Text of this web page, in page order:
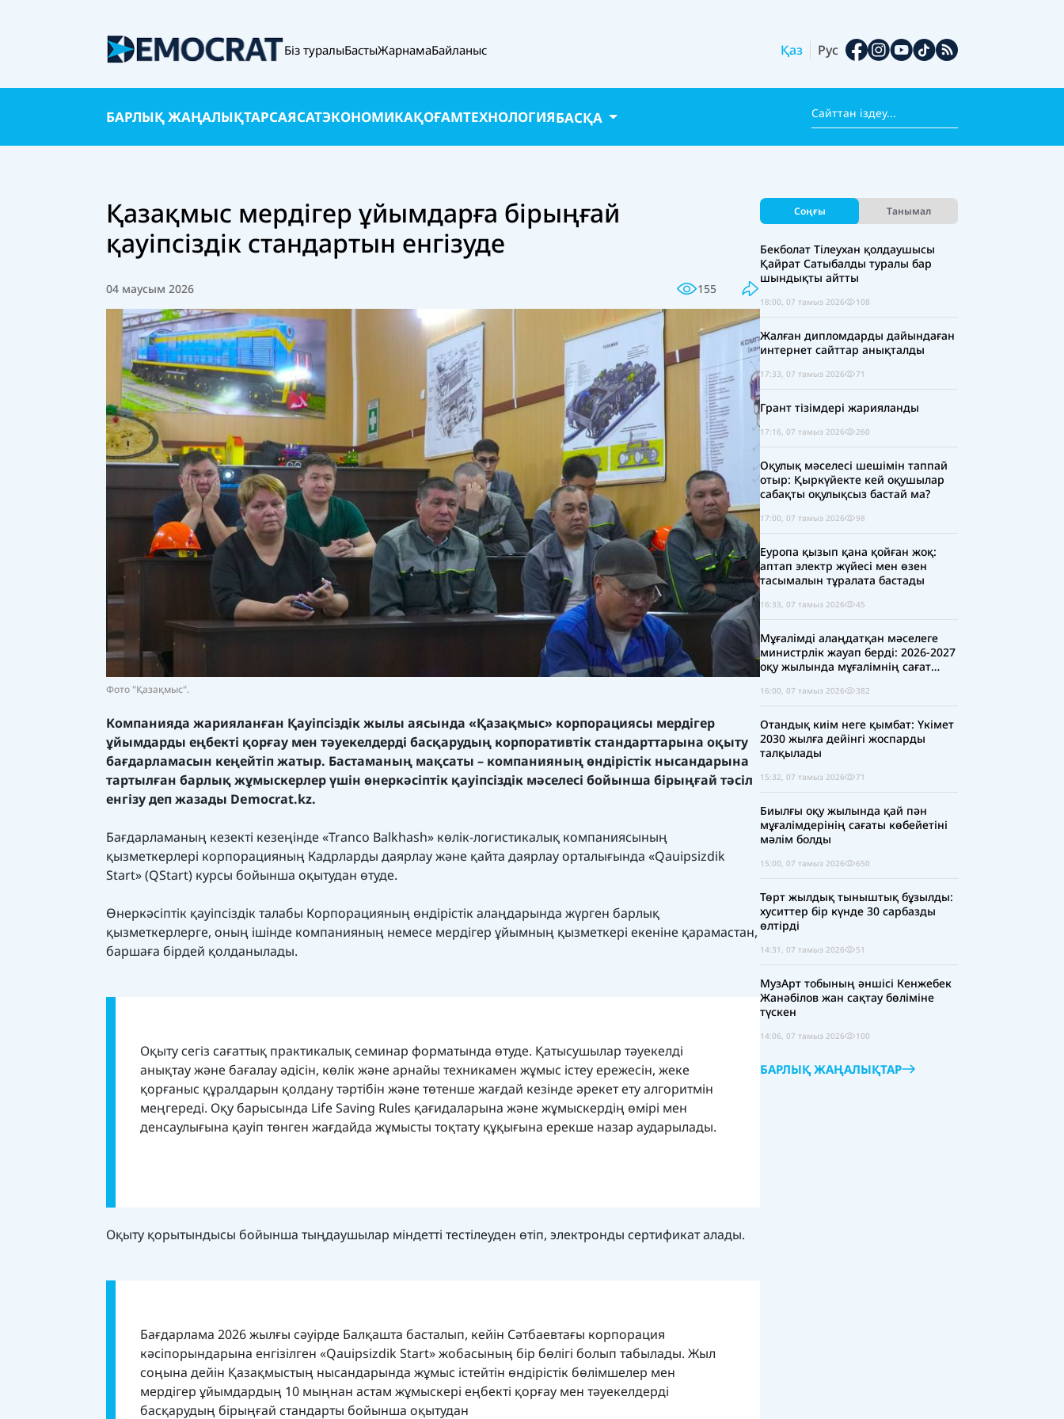
Біз туралыБастыЖарнамаБайланыс Қаз Рус
БАРЛЫҚ ЖАҢАЛЫҚТАРСАЯСАТЭКОНОМИКАҚОҒАМТЕХНОЛОГИЯБАСҚА
Қазақмыс мердігер ұйымдарға бірыңғай
қауіпсіздік стандартын енгізуде
04 маусым 2026 155
Фото "Қазақмыс".
Компанияда жарияланған Қауіпсіздік жылы аясында «Қазақмыс» корпорациясы мердігер
ұйымдарды еңбекті қорғау мен тәуекелдерді басқарудың корпоративтік стандарттарына оқыту
бағдарламасын кеңейтіп жатыр. Бастаманың мақсаты – компанияның өндірістік нысандарына
тартылған барлық жұмыскерлер үшін өнеркәсіптік қауіпсіздік мәселесі бойынша бірыңғай тәсіл
енгізу деп жазады Democrat.kz.
Бағдарламаның кезекті кезеңінде «Tranco Balkhash» көлік-логистикалық компаниясының
қызметкерлері корпорацияның Кадрларды даярлау және қайта даярлау орталығында «Qauipsizdik
Start» (QStart) курсы бойынша оқытудан өтуде.
Өнеркәсіптік қауіпсіздік талабы Корпорацияның өндірістік алаңдарында жүрген барлық
қызметкерлерге, оның ішінде компанияның немесе мердігер ұйымның қызметкері екеніне қарамастан,
баршаға бірдей қолданылады.
Оқыту сегіз сағаттық практикалық семинар форматында өтуде. Қатысушылар тәуекелді
анықтау және бағалау әдісін, көлік және арнайы техникамен жұмыс істеу ережесін, жеке
қорғаныс құралдарын қолдану тәртібін және төтенше жағдай кезінде әрекет ету алгоритмін
меңгереді. Оқу барысында Life Saving Rules қағидаларына және жұмыскердің өмірі мен
денсаулығына қауіп төнген жағдайда жұмысты тоқтату құқығына ерекше назар аударылады.
Оқыту қорытындысы бойынша тыңдаушылар міндетті тестілеуден өтіп, электронды сертификат алады.
Бағдарлама 2026 жылғы сәуірде Балқашта басталып, кейін Сәтбаевтағы корпорация
кәсіпорындарына енгізілген «Qauipsizdik Start» жобасының бір бөлігі болып табылады. Жыл
соңына дейін Қазақмыстың нысандарында жұмыс істейтін өндірістік бөлімшелер мен
мердігер ұйымдардың 10 мыңнан астам жұмыскері еңбекті қорғау мен тәуекелдерді
басқарудың бірыңғай стандарты бойынша оқытудан
Соңғы Танымал
Бекболат Тілеухан қолдаушысы
Қайрат Сатыбалды туралы бар
шындықты айтты
18:00, 07 тамыз 2026 108
Жалған дипломдарды дайындаған
интернет сайттар анықталды
17:33, 07 тамыз 2026 71
Грант тізімдері жарияланды
17:16, 07 тамыз 2026 260
Оқулық мәселесі шешімін таппай
отыр: Қыркүйекте кей оқушылар
сабақты оқулықсыз бастай ма?
17:00, 07 тамыз 2026 98
Еуропа қызып қана қойған жоқ:
аптап электр жүйесі мен өзен
тасымалын тұралата бастады
16:33, 07 тамыз 2026 45
Мұғалімді алаңдатқан мәселеге
министрлік жауап берді: 2026-2027
оқу жылында мұғалімнің сағат
16:00, 07 тамыз 2026 382
Отандық киім неге қымбат: Үкімет
2030 жылға дейінгі жоспарды
талқылады
15:32, 07 тамыз 2026 71
Биылғы оқу жылында қай пән
мұғалімдерінің сағаты көбейетіні
мәлім болды
15:00, 07 тамыз 2026 650
Төрт жылдық тыныштық бұзылды:
хуситтер бір күнде 30 сарбазды
өлтірді
14:31, 07 тамыз 2026 51
МузАрт тобының әншісі Кенжебек
Жанәбілов жан сақтау бөліміне
түскен
14:06, 07 тамыз 2026 100
БАРЛЫҚ ЖАҢАЛЫҚТАР